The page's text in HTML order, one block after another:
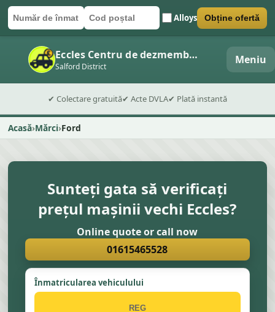
Număr de înmatriculare
Cod poștal Alloys
Trimite formularul Obține ofertă
Eccles Centru de dezmembrări auto
Salford District Meniu
✔ Colectare gratuită✔ Acte DVLA✔ Plată instantă
Acasă Mărci Ford
Sunteți gata să verificați
prețul mașinii vechi Eccles?
Online quote or call now
01615465528
Înmatricularea vehiculului